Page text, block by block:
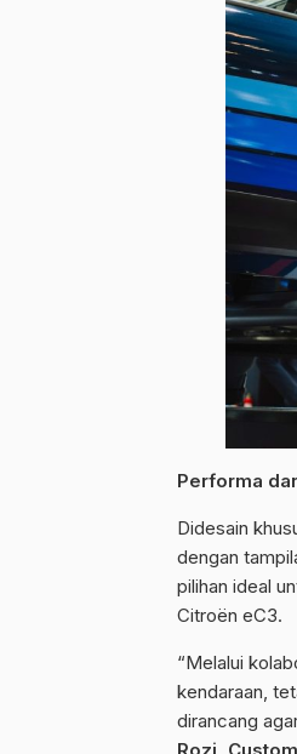
Performa
Didesain
dengan
pilihan ideal
Citroën eC3.
​“Melalui
kendaraan,
dirancang